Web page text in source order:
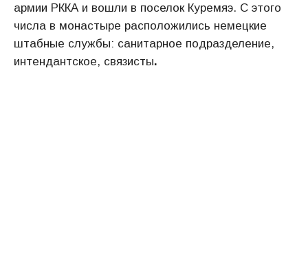
армии РККА и вошли в поселок Куремяэ. С этого
числа в монастыре расположились немецкие
штабные службы: санитарное подразделение,
интендантское, связисты.